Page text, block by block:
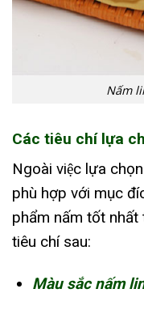
Nấm
Các tiêu chí lựa
Ngoài việc lựa
phù hợp với mục
phẩm nấm tốt
tiêu chí sau:
Màu sắc nấm